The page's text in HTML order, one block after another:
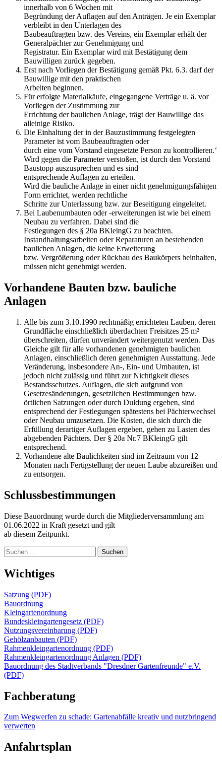
innerhalb von 6 Wochen mit
Begründung der Auflagen auf den Anträgen. Je ein Exemplar
verbleibt in den Unterlagen des
Baubeauftragten bzw. des Vereins, ein Exemplar erhält der
Generalpächter zur Genehmigung und
Registratur. Ein Exemplar wird mit Bestätigung dem
Bauwilligen zurück gegeben.
Erst nach Vorliegen der Bestätigung gemäß Pkt. 6.3. darf der
Bauwillige mit den praktischen
Arbeiten beginnen.
Für erfolgte Materialkäufe, eingegangene Verträge u. ä. vor
Vorliegen der Zustimmung zur
Errichtung der baulichen Anlage, trägt der Bauwillige das
alleinige Risiko.
Die Einhaltung der in der Bauzustimmung festgelegten
Parameter ist vom Baubeauftragten oder
durch eine vom Vorstand eingesetzte Person zu kontrollieren.‘
Wird gegen die Parameter verstoßen, ist durch den Vorstand
Baustopp auszusprechen und es sind
entsprechende Auflagen zu erteilen.
Wird die bauliche Anlage in einer nicht genehmigungsfähigen
Form errichtet, werden rechtliche
Schritte zur Unterlassung bzw. zur Beseitigung eingeleitet.
Bei Laubenumbauten oder -erweiterungen ist wie bei einem
Neubau zu verfahren. Dabei sind die
Festlegungen des § 20a BKleingG zu beachten.
Instandhaltungsarbeiten oder Reparaturen an bestehenden
baulichen Anlagen, die keine Erweiterung
bzw. Vergrößerung oder Rückbau des Baukörpers beinhalten,
müssen nicht genehmigt werden.
Vorhandene Bauten bzw. bauliche
Anlagen
Alle bis zum 3.10.1990 rechtmäßig errichteten Lauben, deren
Grundfläche einschließlich überdachten Freisitzes 25 m²
überschreiten, dürfen unverändert weitergenutzt werden. Das
Gleiche gilt für alle vorhandenen genehmigten baulichen
Anlagen, einschließlich deren genehmigten Ausstattung. Jede
Veränderung, insbesondere An-, Ein- und Umbauten, ist
jedoch nicht zulässig und führt zur Nichtigkeit dieses
Bestandsschutzes. Auflagen, die sich aufgrund von
Gesetzesänderungen, gesetzlichen Bestimmungen bzw.
örtlichen Satzungen oder durch Duldung ergeben, sind
entsprechend der Festlegungen spätestens bei Pächterwechsel
oder Neubau umzusetzen. Die Kosten, die sich durch die
Erfüllung derartiger Auflagen ergeben, gehen zu Lasten des
abgebenden Pächters. Der § 20a Nr.7 BKleingG gilt
entsprechend.
Vorhandene alte Baulichkeiten sind im Zeitraum von 12
Monaten nach Fertigstellung der neuen Laube abzureißen und
zu entsorgen.
Schlussbestimmungen
Diese Bauordnung wurde durch die Mitgliederversammlung am
01.06.2022 in Kraft gesetzt und gilt
ab diesem Zeitpunkt.
Suchen
nach:
Wichtiges
Satzung (PDF)
Bauordnung
Kleingartenordnung
Bundeskleingartengesetz (PDF)
Nutzungsvereinbarung (PDF)
Gehölzanbauten (PDF)
Rahmenkleingartenordnung (PDF)
Rahmenkleingartenordnung Anlagen (PDF)
Bauordnung des Stadtverbands "Dresdner Gartenfreunde" e.V.
(PDF)
Fachberatung
Zum Wegwerfen zu schade: Gartenabfälle kreativ und nutzbringend
verwerten
Anfahrtsplan